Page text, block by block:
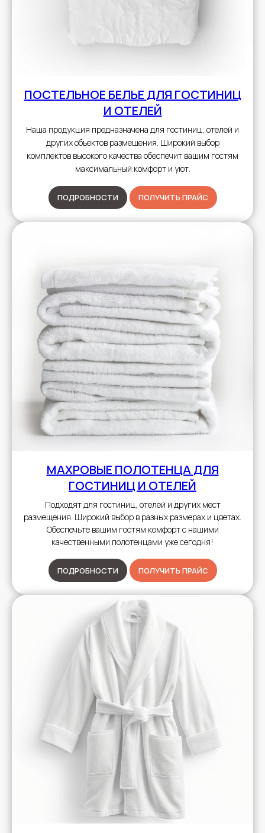
ПОСТЕЛЬНОЕ БЕЛЬЕ ДЛЯ ГОСТИНИЦ
И ОТЕЛЕЙ
Наша продукция предназначена для гостиниц, отелей и
других объектов размещения. Широкий выбор
комплектов высокого качества обеспечит вашим гостям
максимальный комфорт и уют.
ПОДРОБНОСТИ ПОЛУЧИТЬ ПРАЙС
МАХРОВЫЕ ПОЛОТЕНЦАДЛЯ
ГОСТИНИЦ И ОТЕЛЕЙ
Подходят для гостиниц, отелей и других мест
размещения. Широкий выбор в разных размерах и цветах.
Обеспечьте вашим гостям комфорт с нашими
качественными полотенцами уже сегодня!
ПОДРОБНОСТИ ПОЛУЧИТЬ ПРАЙС